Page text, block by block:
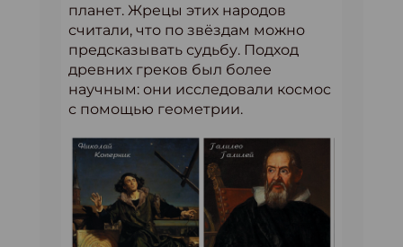
планет. Жрецы этих народов
считали, что по звёздам можно
предсказывать судьбу. Подход
древних греков был более
научным: они исследовали космос
с помощью геометрии.